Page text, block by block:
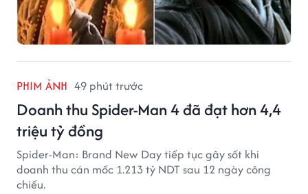
PHIM ẢNH 49 phút trước
Doanh thu Spider-Man 4 đã đạt hơn 4,4
triệu tỷ đồng
Spider-Man: Brand New Day tiếp tục gây sốt khi
doanh thu cán mốc 1.213 tỷ NDT sau 12 ngày công
chiếu.